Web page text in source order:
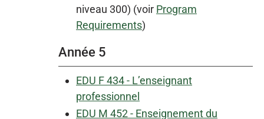
niveau 300) (voir Program
Requirements)
Année 5
EDU F 434 - L’enseignant
professionnel
EDU M 452 - Enseignement du